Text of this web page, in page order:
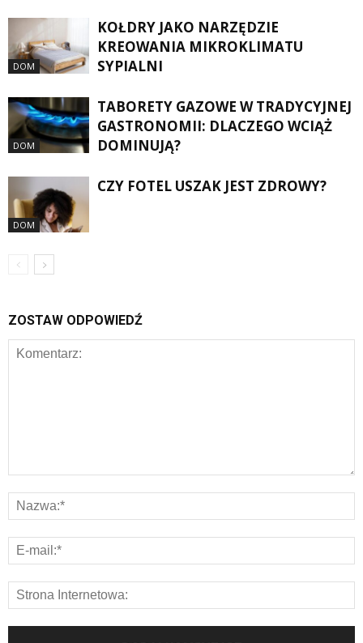
DOM
KOŁDRY JAKO NARZĘDZIE
KREOWANIA MIKROKLIMATU
SYPIALNI
DOM
TABORETY GAZOWE W TRADYCYJNEJ
GASTRONOMII: DLACZEGO WCIĄŻ
DOMINUJĄ?
DOM
CZY FOTEL USZAK JEST ZDROWY?
ZOSTAW ODPOWIEDŹ